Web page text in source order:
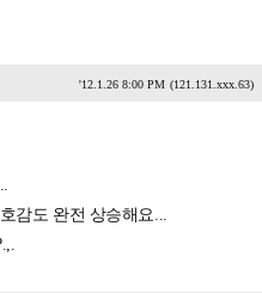
'12.1.26 8:00 PM (121.131.xxx.63)
감도 완전 상승해요...